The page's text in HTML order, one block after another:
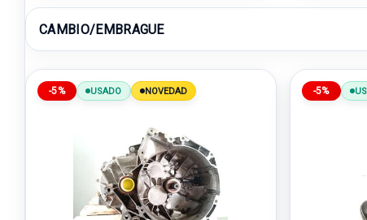
CAMBIO/EMBRAGUE
-5% USADO NOVEDAD -5%